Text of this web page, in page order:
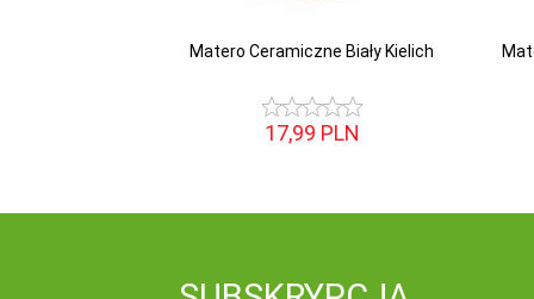
Matero Ceramiczne Biały Kielich
17,99 PLN